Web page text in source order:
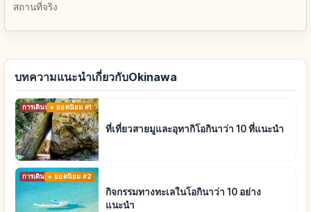
สถานที่จริง
บทความแนะนำเกี่ยวกับOkinawa
การเดินทาง ยอดนิยม #1
ที่เที่ยวสายมูและอุทากิโอกินาว่า 10 ที่แนะนำ
การเดินทางยอดนิยม #2
กิจกรรมทางทะเลในโอกินาว่า 10 อย่าง
แนะนำ